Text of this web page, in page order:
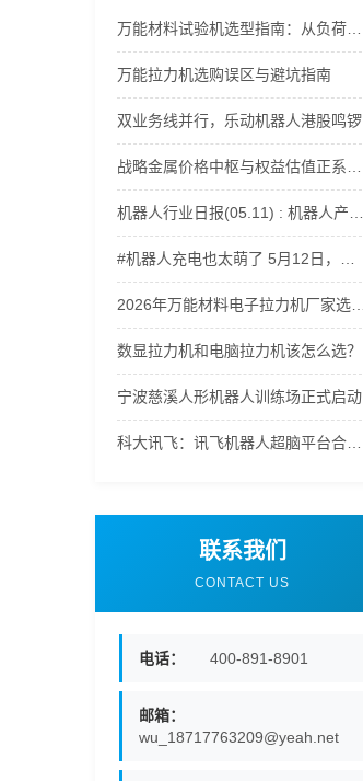
万能拉力机选购误区与避坑指南
双业务线并行，乐动机器人港股鸣锣
数显拉力机和电脑拉力机该怎么选？
宁波慈溪人形机器人训练场正式启动
联系我们
CONTACT US
电话： 400-891-8901
邮箱：
wu_18717763209@yeah.net